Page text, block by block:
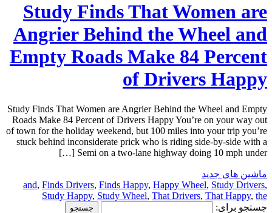
Study Finds That Women are
Angrier Behind the Wheel and
Empty Roads Make 84 Percent
of Drivers Happy
Study Finds That Women are Angrier Behind the Wheel and Empty
Roads Make 84 Percent of Drivers Happy You’re on your way out
of town for the holiday weekend, but 100 miles into your trip you’re
stuck behind inconsiderate prick who is riding side-by-side with a
Semi on a two-lane highway doing 10 mph under […]
ماشین های جدید
and, Finds Drivers, Finds Happy, Happy Wheel, Study Drivers,
Study Happy, Study Wheel, That Drivers, That Happy, the
جستجو برای: